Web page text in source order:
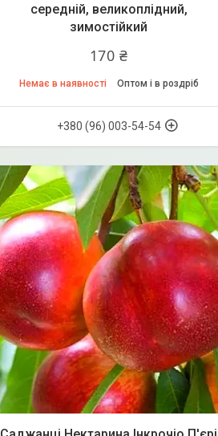
середній, великоплідний,
зимостійкий
170 ₴
Немає в наявності Оптом і в роздріб
+380 (96) 003-54-54